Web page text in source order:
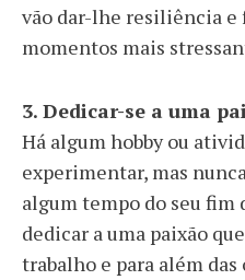
vão dar-lhe resiliência e
momentos mais
3. Dedicar-se a uma
Há algum hobby ou
experimentar, mas
algum tempo do seu fim
dedicar a uma paixão
trabalho e para além